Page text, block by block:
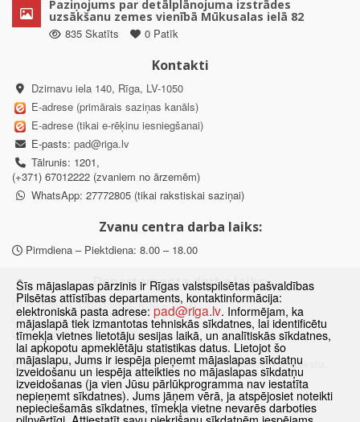
Paziņojums par detālplānojuma izstrādes
uzsākšanu zemes vienībā Mūkusalas ielā 82
835 Skatīts
0 Patīk
Kontakti
Dzirnavu iela 140, Rīga, LV-1050
E-adrese (primārais saziņas kanāls)
E-adrese (tikai e-rēķinu iesniegšanai)
E-pasts: pad@riga.lv
Tālrunis: 1201,
(+371) 67012222 (zvaniem no ārzemēm)
WhatsApp: 27772805 (tikai rakstiskai saziņai)
Zvanu centra darba laiks:
Pirmdiena – Piektdiena: 8.00 – 18.00
Departamenta darba laiks:
Pirmdiena, Ceturtdiena: 8.30 – 18.00
Otrdiena, Trešdiena: 8.30 – 17.00
Piektdiena: 8.30 – 15.00
Klātienes konsultācijas pieejamas tikai ar iepriekšēju pierakstu.
Šīs mājaslapas pārzinis ir Rīgas valstspilsētas pašvaldības
Pilsētas attīstības departaments, kontaktinformācija:
elektroniskā pasta adrese: pad@riga.lv. Informējam, ka
mājaslapā tiek izmantotas tehniskās sīkdatnes, lai identificētu
tīmekļa vietnes lietotāju sesijas laikā, un analītiskās sīkdatnes,
lai apkopotu apmeklētāju statistikas datus. Lietojot šo
mājaslapu, Jums ir iespēja pieņemt mājaslapas sīkdatņu
izveidošanu un iespēja atteikties no mājaslapas sīkdatņu
izveidošanas (ja vien Jūsu pārlūkprogramma nav iestatīta
nepieņemt sīkdatnes). Jums jāņem vērā, ja atspējosiet noteikti
nepieciešamās sīkdatnes, tīmekļa vietne nevarēs darboties